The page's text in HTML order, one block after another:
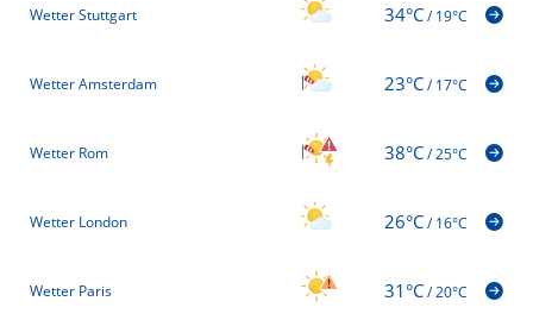
Wetter Stuttgart 34°C/19°C
Wetter Amsterdam 23°C/17°C
Wetter Rom 38°C/25°C
Wetter London 26°C/16°C
Wetter Paris 31°C/20°C